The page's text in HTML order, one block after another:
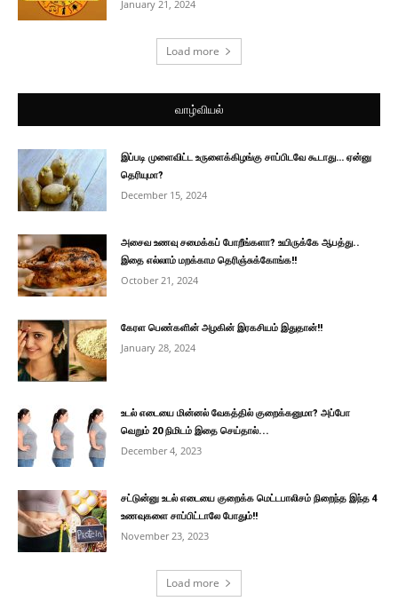
January 21, 2024
Load more
வாழ்வியல்
இப்படி முளைவிட்ட உருளைக்கிழங்கு சாப்பிடவே கூடாது… ஏன்னு
தெரியுமா?
December 15, 2024
அசைவ உணவு சமைக்கப் போறீங்களா? உயிருக்கே ஆபத்து..
இதை எல்லாம் மறக்காம தெரிஞ்சுக்கோங்க!!
October 21, 2024
கேரள பெண்களின் அழகின் இரகசியம் இதுதான்!!
January 28, 2024
உடல் எடையை மின்னல் வேகத்தில் குறைக்கனுமா? அப்போ
வெறும் 20 நிமிடம் இதை செய்தால்...
December 4, 2023
சட்டுன்னு உடல் எடையை குறைக்க மெட்டபாலிசம் நிறைந்த இந்த 4
உணவுகளை சாப்பிட்டாலே போதும்!!
November 23, 2023
Load more